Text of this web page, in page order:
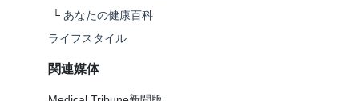
└ あなたの健康百科
ライフスタイル
関連媒体